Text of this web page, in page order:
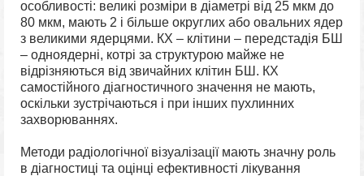
особливості: великі розміри в діаметрі від 25 мкм до
80 мкм, мають 2 і більше округлих або овальних ядер
з великими ядерцями. КХ – клітини – передстадія БШ
– одноядерні, котрі за структурою майже не
відрізняються від звичайних клітин БШ. КХ
самостійного діагностичного значення не мають,
оскільки зустрічаються і при інших пухлинних
захворюваннях.
Методи радіологічної візуалізації мають значну роль
в діагностиці та оцінці ефективності лікування